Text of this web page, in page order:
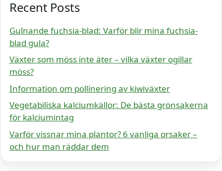
Recent Posts
Gulnande fuchsia-blad: Varför blir mina fuchsia-
blad gula?
Växter som möss inte äter – vilka växter ogillar
möss?
Information om pollinering av kiwiväxter
Vegetabiliska kalciumkällor: De bästa grönsakerna
för kalciumintag
Varför vissnar mina plantor? 6 vanliga orsaker –
och hur man räddar dem